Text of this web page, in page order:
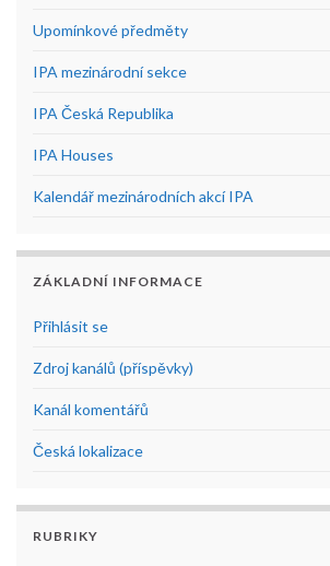
Upomínkové předměty
IPA mezinárodní sekce
IPA Česká Republika
IPA Houses
Kalendář mezinárodních akcí IPA
ZÁKLADNÍ INFORMACE
Přihlásit se
Zdroj kanálů (příspěvky)
Kanál komentářů
Česká lokalizace
RUBRIKY